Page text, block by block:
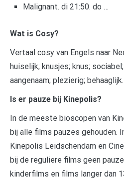
Malignant. di 21:50. do …
Wat is Cosy?
Vertaal cosy van Engels naar
huiselijk; knusjes; knus;
aangenaam; plezierig; behaaglijk.
Is er pauze bij Kinepolis?
In de meeste bioscopen van
bij alle films pauzes gehouden.
Kinepolis Leidschendam en
bij de reguliere films geen
kinderfilms en films langer dan